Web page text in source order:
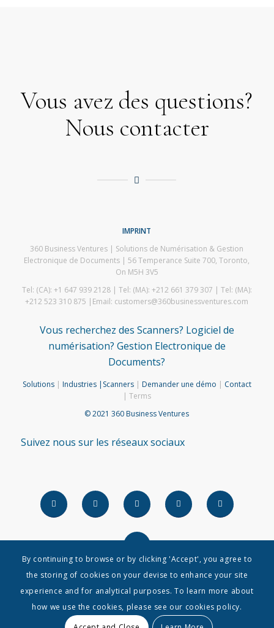
Vous avez des questions?
Nous contacter
IMPRINT
360 Business Ventures | Solutions de Numérisation & Gestion
Electronique de Documents | 56 Temperance Suite 700, Toronto,
On M5H 3V5
Tel: (CA): +1 647 939 2128 | Tel: (MA): +212 661 379 307 | Tel: (MA):
+212 523 310 875 |Email: customers@360businessventures.com
Vous recherchez des Scanners? Logiciel de
numérisation? Gestion Electronique de
Documents?
Solutions| Industries| Scanners| Demander une démo | Contact
| Terms
© 2021 360 Business Ventures
Suivez nous sur les réseaux sociaux
By continuing to browse or by clicking 'Accept', you agree to
the storing of cookies on your devise to enhance your site
experience and for analytical purposes. To learn more about
how we use the cookies, please see our cookies policy.